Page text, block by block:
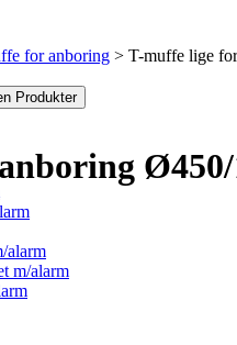
Produkter
alarm
m/alarm
for anboring T-muffe lige